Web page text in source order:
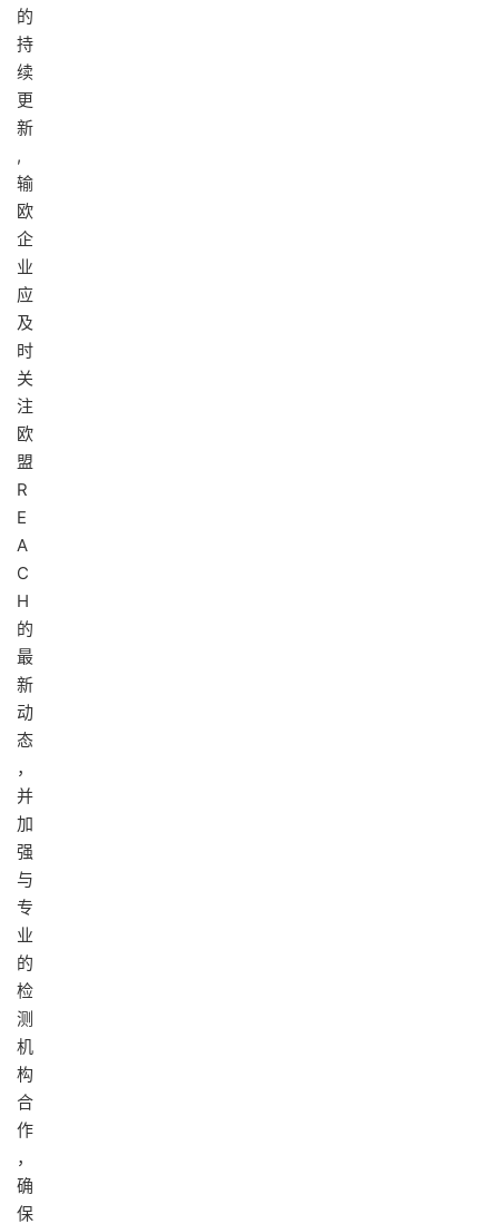
的
持
续
更
新
,
输
欧
企
业
应
及
时
关
注
欧
盟
R
E
A
C
H
的
最
新
动
态
，
并
加
强
与
专
业
的
检
测
机
构
合
作
，
确
保